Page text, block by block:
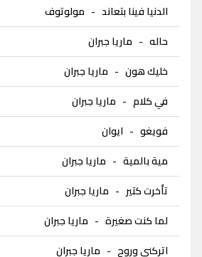
الدنيا فينا بتعاند - مولوتوف
حاله - ماريا جبران
خليك هون - ماريا جبران
في كلام - ماريا جبران
فويغو - ايوان
مية بالمية - ماريا جبران
تأخرت كتير - ماريا جبران
لما كنت صغيرة - ماريا جبران
اتركني وروح - ماريا جبران